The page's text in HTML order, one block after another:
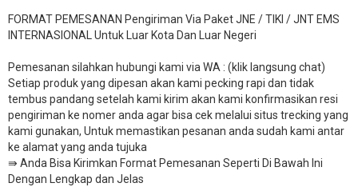
FORMAT PEMESANAN Pengiriman Via Paket JNE / TIKI / JNT EMS
INTERNASIONAL Untuk Luar Kota Dan Luar Negeri
Pemesanan silahkan hubungi kami via WA : (klik langsung chat)
Setiap produk yang dipesan akan kami pecking rapi dan tidak
tembus pandang setelah kami kirim akan kami konfirmasikan resi
pengiriman ke nomer anda agar bisa cek melalui situs trecking yang
kami gunakan, Untuk memastikan pesanan anda sudah kami antar
ke alamat yang anda tujuka
⇛ Anda Bisa Kirimkan Format Pemesanan Seperti Di Bawah Ini
Dengan Lengkap dan Jelas